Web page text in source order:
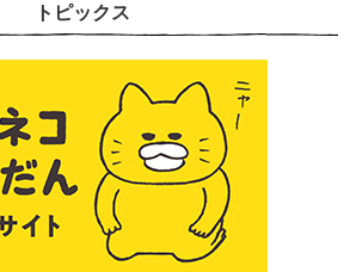
トピックス